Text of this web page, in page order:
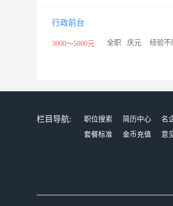
行政前台
3000～5000元 全职 庆元 经验不
栏目导航: 职位搜索 简历中心 名
套餐标准
金币充值 意